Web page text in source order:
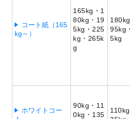
コート紙（165
kg～）
165kg
1
80kg
19
5kg
225
kg
265k
g
180kg
95kg
5kg
ホワイトコー
90kg
11
0kg
135
110kg